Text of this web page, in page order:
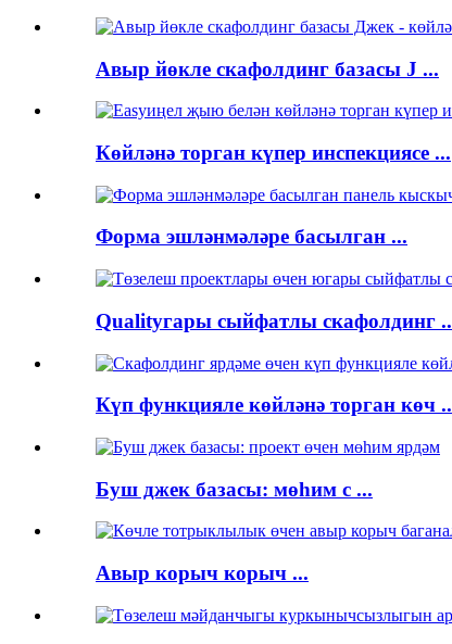
Авыр йөкле скафолдинг базасы J ...
Көйләнә торган күпер инспекциясе ...
Форма эшләнмәләре басылган ...
Qualityгары сыйфатлы скафолдинг
Күп функцияле көйләнә торган көч
Буш джек базасы: мөһим с ...
Авыр корыч корыч ...